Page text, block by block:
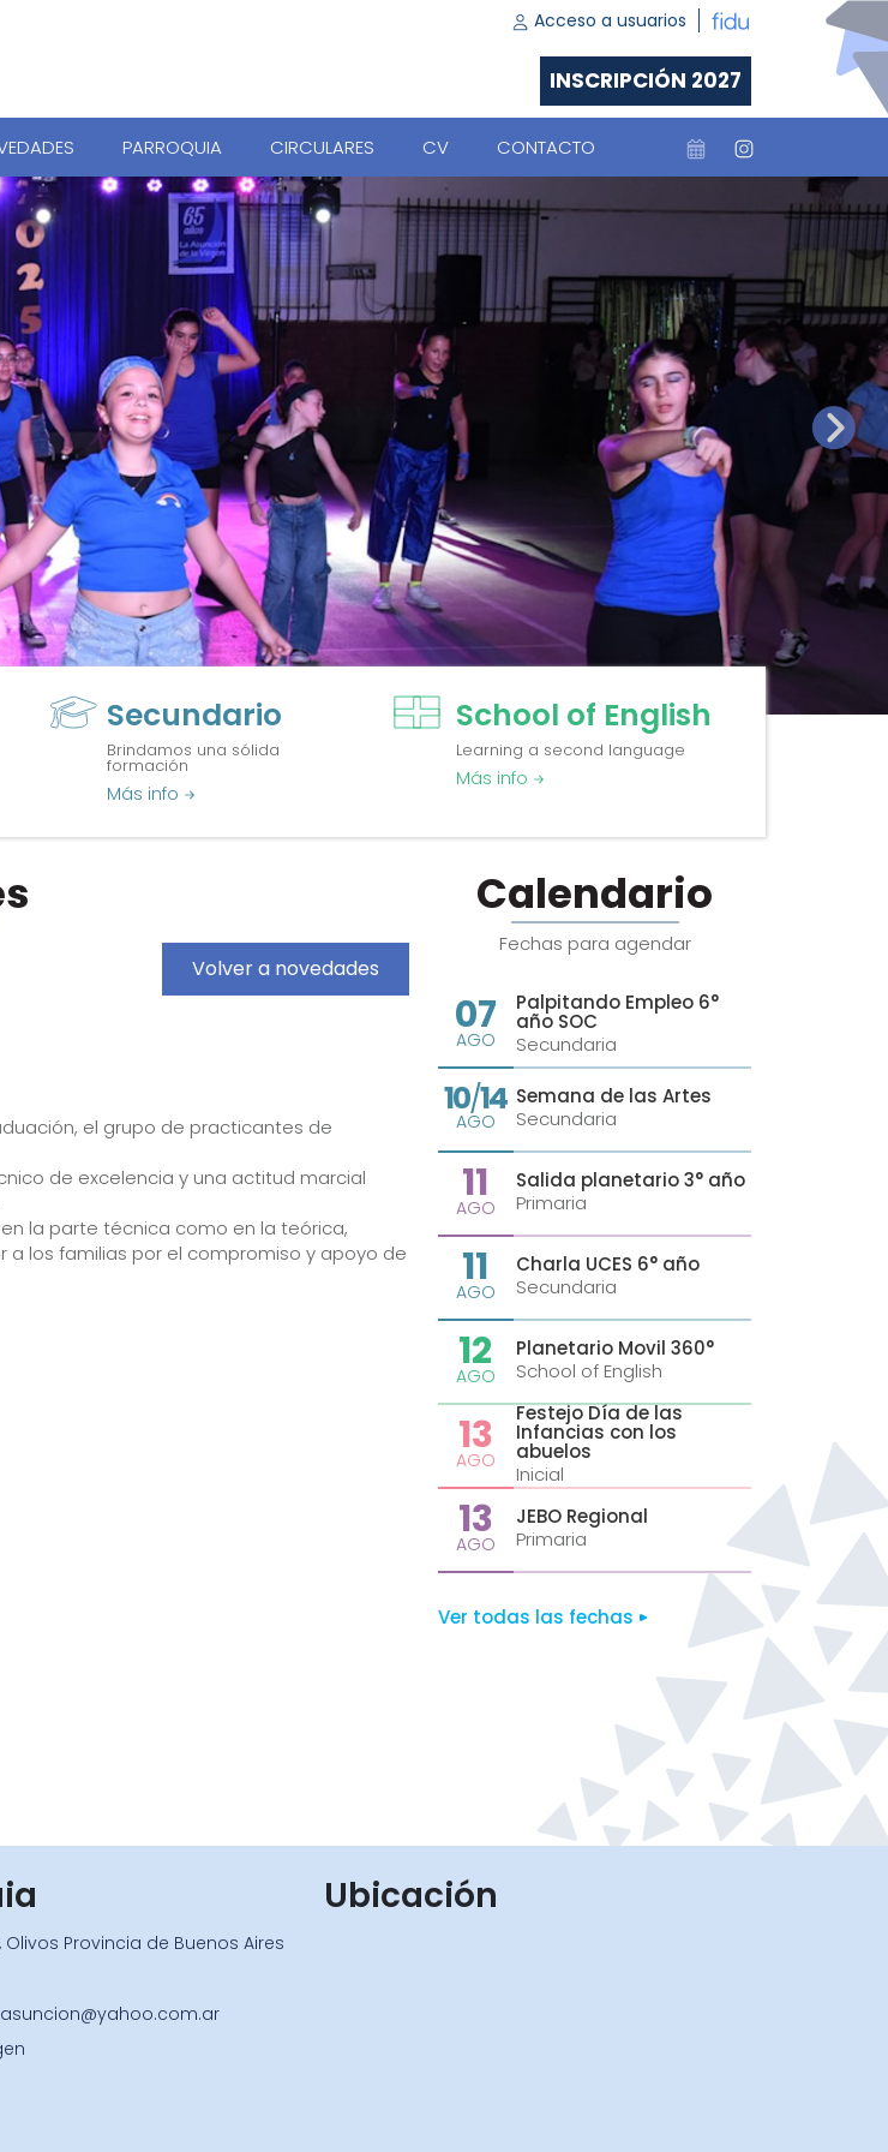
Acceso a usuarios
INSCRIPCIÓN 2027
PARROQUIA CIRCULARES CV CONTACTO
Secundario
Brindamos una sólida
formación
Más info
School of English
Learning a second language
Más info
Volver a novedades
el grupo de practicantes de
de excelencia y una actitud marcial
la parte técnica como en la teórica,
los familias por el compromiso y apoyo de
Calendario
Fechas para agendar
07
AGO
Palpitando Empleo 6°
año SOC
Secundaria
10/14
AGO
Semana de las Artes
Secundaria
11
AGO
Salida planetario 3° año
Primaria
11
AGO
Charla UCES 6° año
Secundaria
12
AGO
Planetario Movil 360°
School of English
13
AGO
Festejo Día de las
Infancias con los
abuelos
Inicial
13
AGO
JEBO Regional
Primaria
Ver todas las fechas
Olivos Provincia de Buenos Aires
Ubicación